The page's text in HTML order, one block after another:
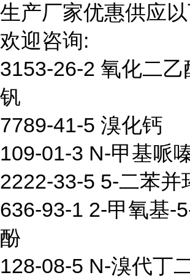
生产厂家优惠供应
欢迎咨询:
3153-26-2 氧化二乙
钒
7789-41-5 溴化钙
109-01-3 N-甲基哌
2222-33-5 5-二苯并
636-93-1 2-甲氧基-
酚
128-08-5 N-溴代丁